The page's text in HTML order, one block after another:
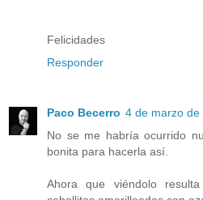
Felicidades
Responder
Paco Becerro 4 de marzo
No se me habría ocurrido
bonita para hacerla así.
Ahora que viéndolo